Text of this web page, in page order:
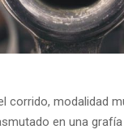
corrido, modalidad
en una